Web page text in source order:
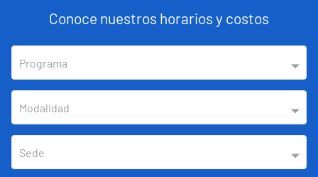
Conoce nuestros horarios y costos